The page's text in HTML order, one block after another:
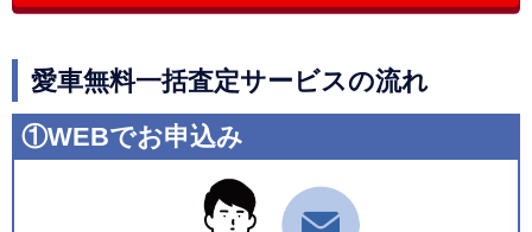
愛車無料一括査定サービスの流れ
①WEBでお申込み